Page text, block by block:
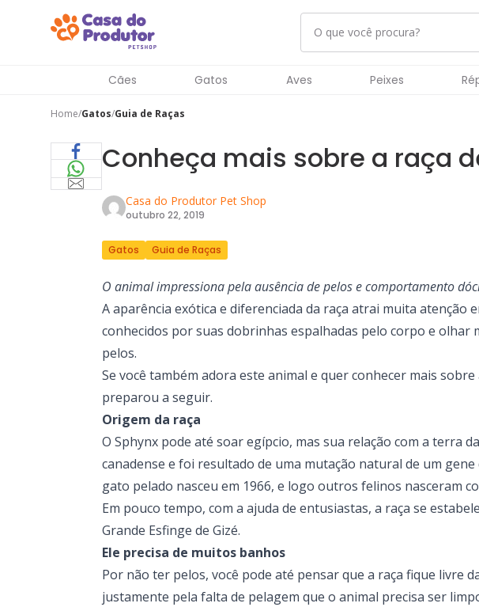
Cães Gatos Aves Peixes
Home Gatos Guia de Raças
Conheça mais sobre a raça
Casa do Produtor Pet Shop
outubro 22, 2019
Gatos Guia de Raças
O animal impressiona pela ausência de pelos e comportamento
A aparência exótica e diferenciada da raça atrai muita atenção
conhecidos por suas dobrinhas espalhadas pelo corpo e olhar
pelos.
Se você também adora este animal e quer conhecer mais
preparou a seguir.
Origem da raça
O Sphynx pode até soar egípcio, mas sua relação com a terra
canadense e foi resultado de uma mutação natural de um
gato pelado nasceu em 1966, e logo outros felinos nasceram
Em pouco tempo, com a ajuda de entusiastas, a raça se
Grande Esfinge de Gizé.
Ele precisa de muitos banhos
Por não ter pelos, você pode até pensar que a raça fique livre
justamente pela falta de pelagem que o animal precisa ser